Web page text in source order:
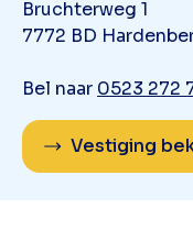
Bruchterweg 1
7772 BD
Bel naar 0523 272
Vestiging